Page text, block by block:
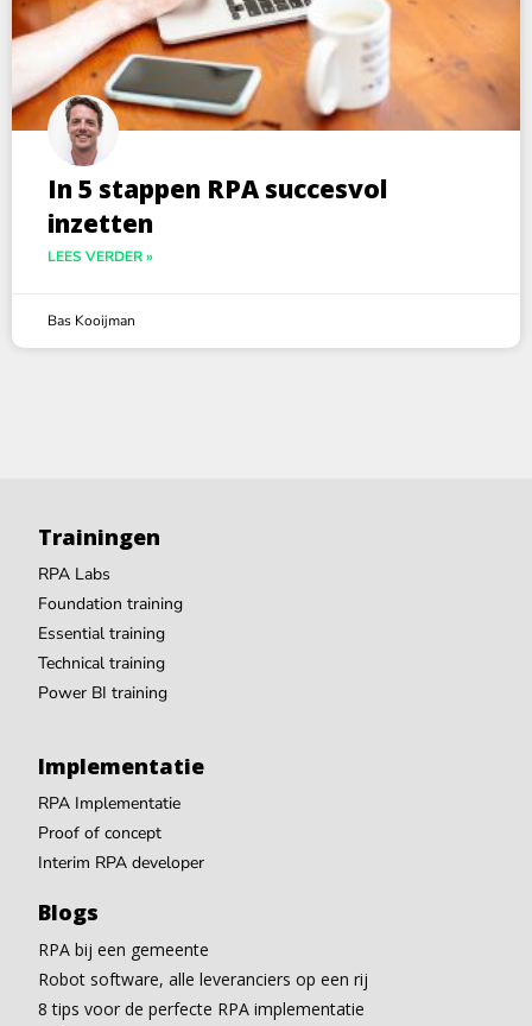
In 5 stappen RPA succesvol
inzetten
LEES VERDER »
Bas Kooijman
Trainingen
RPA Labs
Foundation training
Essential training
Technical training
Power BI training
Implementatie
RPA Implementatie
Proof of concept
Interim RPA developer
Blogs
RPA bij een gemeente
Robot software, alle leveranciers op een rij
8 tips voor de perfecte RPA implementatie